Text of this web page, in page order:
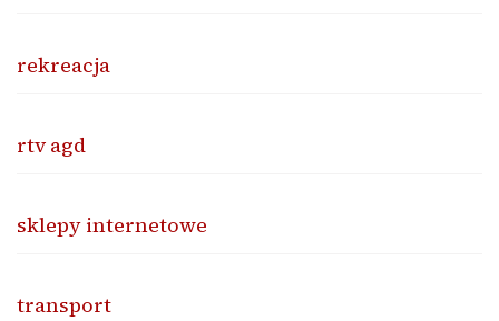
rekreacja
rtv agd
sklepy internetowe
transport